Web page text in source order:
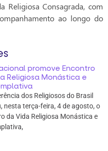
Religiosa Consagrada, com
ao longo do
promove Encontro
Religiosa Monástica e
dos Religiosos do Brasil
nesta terça-feira, 4 de agosto, o
da Vida Religiosa Monástica e